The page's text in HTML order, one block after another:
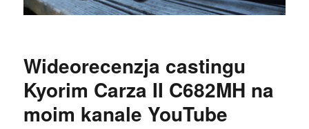
Wideorecenzja castingu
Kyorim Carza II C682MH na
moim kanale YouTube